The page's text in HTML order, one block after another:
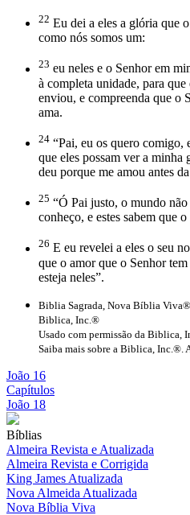
22 Eu dei a eles a glória que
como nós somos um:
23 eu neles e o Senhor em
à completa unidade, para
enviou, e compreenda que o
ama.
24 “Pai, eu os quero comigo,
que eles possam ver a
deu porque me amou antes
25 “Ó Pai justo, o mundo
conheço, e estes sabem que
26 E eu revelei a eles o seu
que o amor que o Senhor
esteja neles”.
Biblia Sagrada, Nova Bíblia
Biblica, Inc.®
Usado com permissão da Biblica,
Saiba mais sobre a Biblica, Inc.®.
João 16
Capítulos
João 18
Bíblias
Almeira Revista e Atualizada
Almeira Revista e Corrigida
King James Atualizada
Nova Almeida Atualizada
Nova Bíblia Viva